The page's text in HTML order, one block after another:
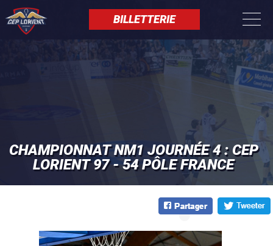
au
contenu
principal
BILLETTERIE
CHAMPIONNAT NM1 JOURNÉE 4 : CEP
LORIENT 97 - 54 PÔLE FRANCE
Panneau de gestion des cookies